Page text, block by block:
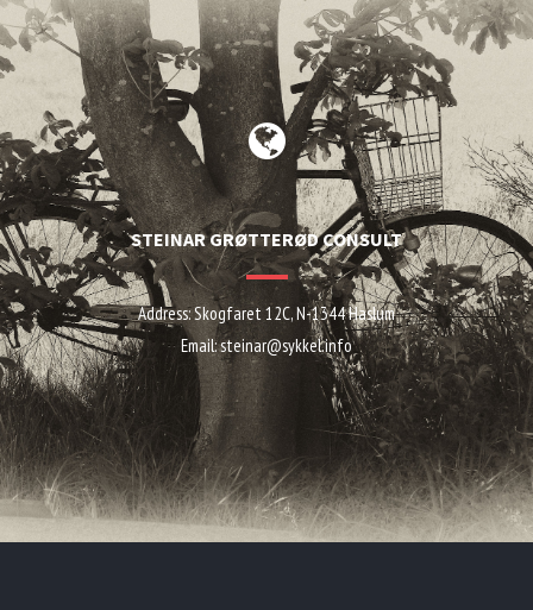
STEINAR GRØTTERØD CONSULT
Address:Skogfaret 12C, N-1344 Haslum
Email:steinar@sykkel.info